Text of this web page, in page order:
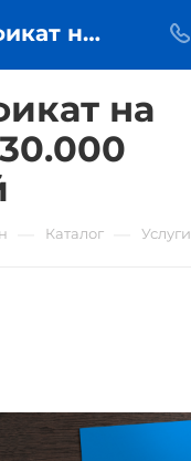
Сертификат на сумму 30.000 рублей • купить в Самаре - iЧехол
на
Каталог Услуги